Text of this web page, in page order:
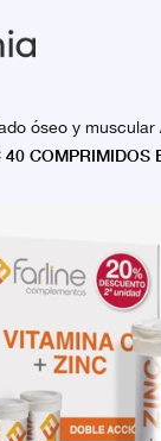
óseo y muscular
COMPRIMIDOS